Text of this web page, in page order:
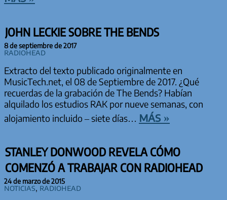
JOHN LECKIE SOBRE THE BENDS
8 de septiembre de 2017
Radiohead
Extracto del texto publicado originalmente en
MusicTech.net, el 08 de Septiembre de 2017. ¿Qué
recuerdas de la grabación de The Bends? Habían
alquilado los estudios RAK por nueve semanas, con
alojamiento incluido – siete días… más »
STANLEY DONWOOD REVELA CÓMO
COMENZÓ A TRABAJAR CON RADIOHEAD
24 de marzo de 2015
Noticias, Radiohead